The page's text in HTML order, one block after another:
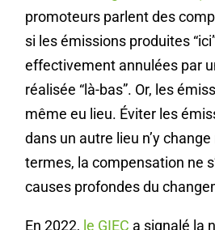
promoteurs parlent des
si les émissions produites
effectivement annulées par
réalisée “là-bas”. Or, les
même eu lieu. Éviter les
dans un autre lieu n’y change
termes, la compensation ne
causes profondes du
En 2022, le GIEC a signalé la